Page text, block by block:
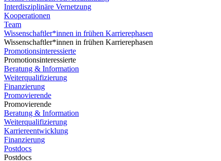
Interdisziplinäre Vernetzung
Kooperationen
Team
Wissenschaftler*innen in frühen Karrierephasen
Wissenschaftler*innen in frühen Karrierephasen
Promotionsinteressierte
Promotionsinteressierte
Beratung & Information
Weiterqualifizierung
Finanzierung
Promovierende
Promovierende
Beratung & Information
Weiterqualifizierung
Karriereentwicklung
Finanzierung
Postdocs
Postdocs